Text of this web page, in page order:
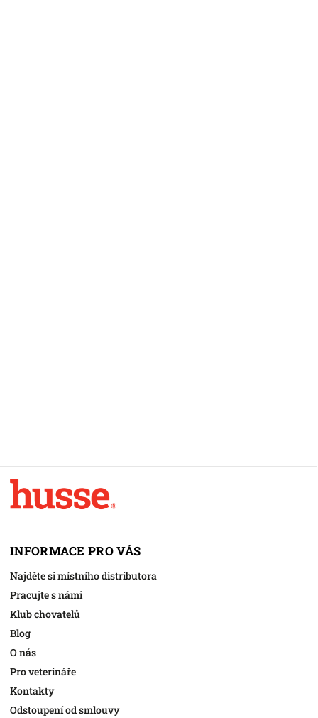
INFORMACE PRO VÁS
Najděte si místního distributora
Pracujte s námi
Klub chovatelů
Blog
O nás
Pro veterináře
Kontakty
Odstoupení od smlouvy